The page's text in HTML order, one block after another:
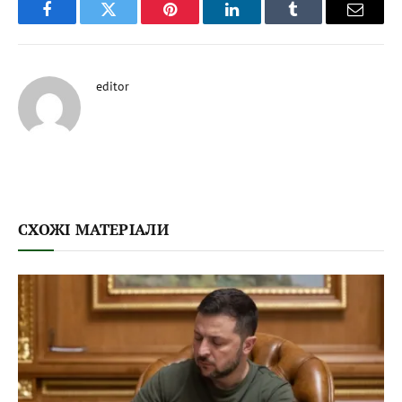
FacebookTwitter Pinterest LinkedInTumblr Email
editor
СХОЖІ МАТЕРІАЛИ